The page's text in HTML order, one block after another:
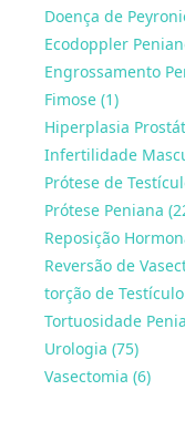
Doença de
Ecodoppler
Engrossamento
Fimose (1)
Hiperplasia
Infertilidade
Prótese de
Prótese Peniana
Reposição
Reversão de
torção de
Tortuosidade
Urologia (75)
Vasectomia (6)